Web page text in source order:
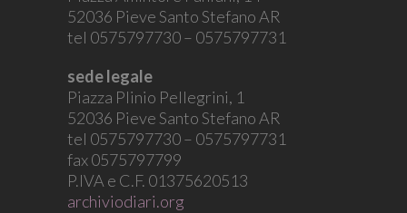
52036 Pieve Santo Stefano AR
tel 0575797730 – 0575797731
sede legale
Piazza Plinio Pellegrini, 1
52036 Pieve Santo Stefano AR
tel 0575797730 – 0575797731
fax 0575797799
P.IVA e C.F. 01375620513
archiviodiari.org